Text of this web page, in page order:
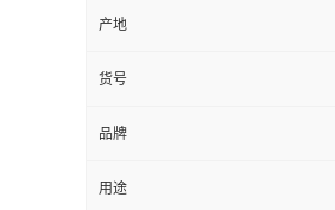
产地
货号
品牌
用途